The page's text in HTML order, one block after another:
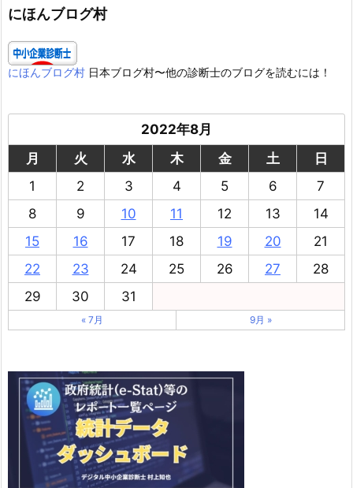
ー
にほんブログ村
にほんブログ村 日本ブログ村〜他の診断士のブログを読むには！
2022年8月
月
火 水 木 金 土
日
1
2 3 4 5 6
7
8
9 10 11 12 13
14
15
16 17 18 19 20
21
22
23 24 25 26 27
28
29
30 31
« 7月 9月 »